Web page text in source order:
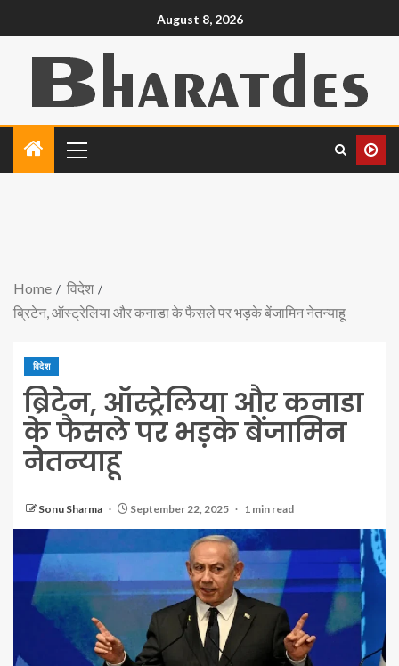
August 8, 2026
Home
विदेश
ब्रिटेन, ऑस्ट्रेलिया और कनाडा के फैसले पर भड़के बेंजामिन नेतन्याहू
विदेश
ब्रिटेन, ऑस्ट्रेलिया और कनाडा
के फैसले पर भड़के बेंजामिन
नेतन्याहू
Sonu Sharma September 22, 2025 1 min read